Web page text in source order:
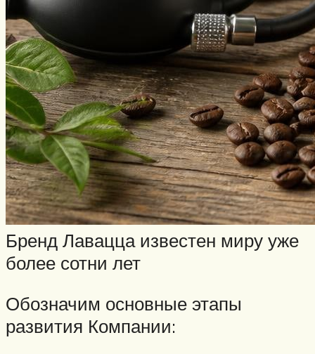
Бренд Лавацца известен миру уже
более сотни лет
Обозначим основные этапы
развития Компании: